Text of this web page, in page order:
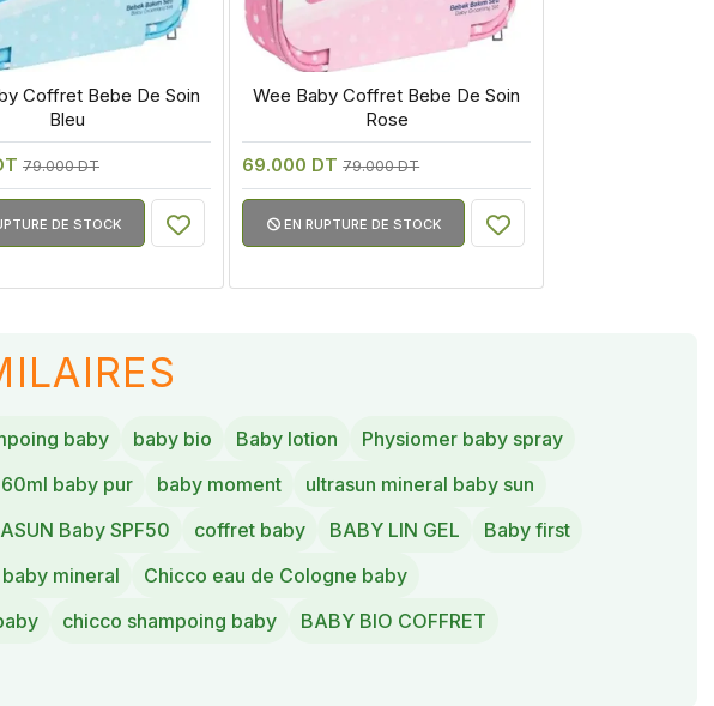
Coffret Bebe De Soin
Bleu
79.000 DT
DE STOCK
Wee Baby Coffret Bebe De Soin
Rose
69.000 DT79.000 DT
EN RUPTURE DE STOCK
baby baby bio Baby lotion
Physiomer baby spray
baby pur baby moment
ultrasun mineral baby sun
Baby SPF50 coffret baby BABY LIN GEL
Baby first
mineral
Chicco eau de Cologne baby
chicco shampoing baby
BABY BIO COFFRET